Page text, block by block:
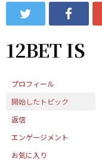
ッ
フ
ォ
ム
12BET IS
プロフィール
開始したトピック
返信
エンゲージメント
お気に入り